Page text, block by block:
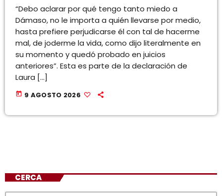
“Debo aclarar por qué tengo tanto miedo a
Dámaso, no le importa a quién llevarse por medio,
hasta prefiere perjudicarse él con tal de hacerme
mal, de joderme la vida, como dijo literalmente en
su momento y quedó probado en juicios
anteriores”. Esta es parte de la declaración de
Laura […]
today 9 AGOSTO 2026
CERCA